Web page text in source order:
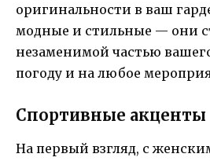
оригинальности в ваш
модные и стильные — они
незаменимой частью
погоду и на любое
Спортивные акценты
На первый взгляд, с